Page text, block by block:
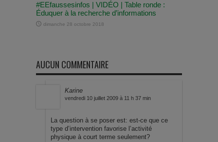
#EEfaussesinfos | VIDÉO | Table ronde :
Éduquer à la recherche d’informations
dimanche 28 octobre 2018
AUCUN COMMENTAIRE
Karine
vendredi 10 juillet 2009 à 11 h 37 min
La question à se poser est: est-ce que ce
type d’intervention favorise l’activité
physique à court terme seulement?